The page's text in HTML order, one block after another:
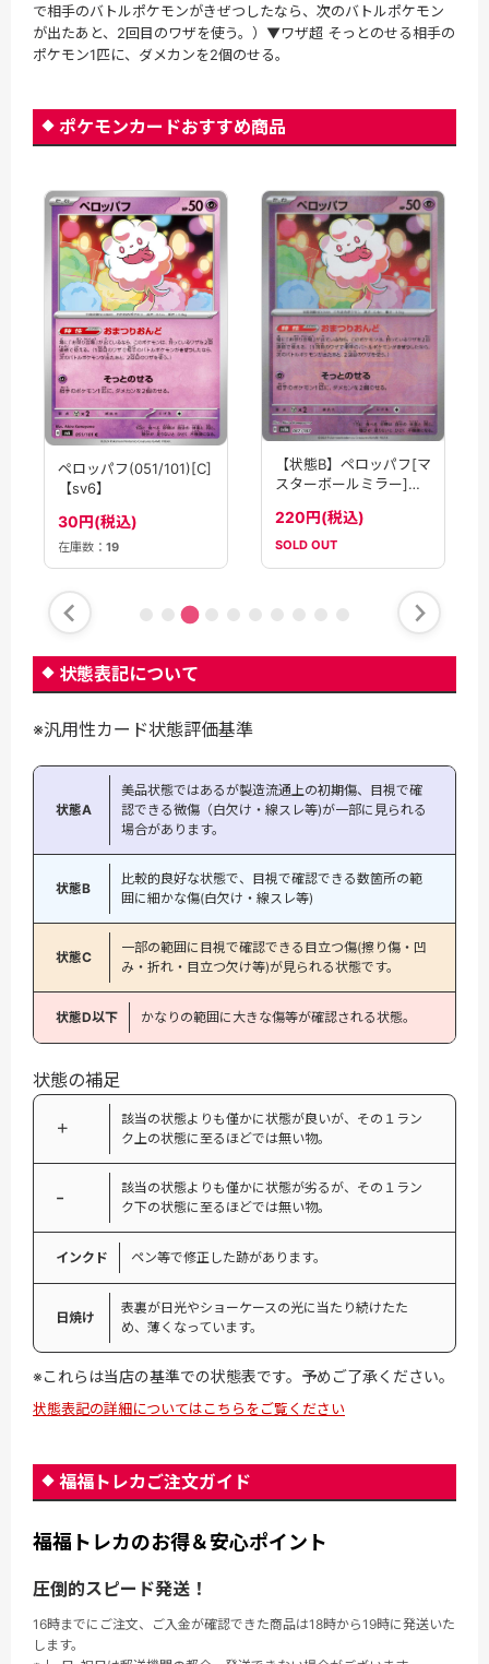
で相手のバトルポケモンがきぜつしたなら、次のバトルポケモン
が出たあと、2回目のワザを使う。）▼ワザ超 そっとのせる相手の
ポケモン1匹に、ダメカンを2個のせる。
ポケモンカードおすすめ商品
ペロッパフ(051/101)[C]
【sv6】
30円(税込)
在庫数： 19
【状態B】ペロッパフ[マ
スターボールミラー]
220円(税込)
SOLD OUT
状態表記について
※汎用性カード状態評価基準
状態A
美品状態ではあるが製造流通上の初期傷、目視で確
認できる微傷（白欠け・線スレ等)が一部に見られる
場合があります。
状態B
比較的良好な状態で、目視で確認できる数箇所の範
囲に細かな傷(白欠け・線スレ等)
状態C
一部の範囲に目視で確認できる目立つ傷(擦り傷・凹
み・折れ・目立つ欠け等)が見られる状態です。
状態D以下 かなりの範囲に大きな傷等が確認される状態。
状態の補足
＋
該当の状態よりも僅かに状態が良いが、その１ラン
ク上の状態に至るほどでは無い物。
−
該当の状態よりも僅かに状態が劣るが、その１ラン
ク下の状態に至るほどでは無い物。
インクド ペン等で修正した跡があります。
日焼け
表裏が日光やショーケースの光に当たり続けたた
め、薄くなっています。
※これらは当店の基準での状態表です。予めご了承ください。
状態表記の詳細についてはこちらをご覧ください
福福トレカご注文ガイド
福福トレカのお得＆安心ポイント
圧倒的スピード発送！
16時までにご注文、ご入金が確認できた商品は18時から19時に発送いた
します。